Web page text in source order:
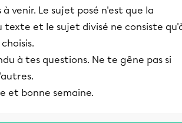
venir. Le sujet posé n'est que la
texte et le sujet divisé ne consiste
à tes questions. Ne te gêne pas si
et bonne semaine.